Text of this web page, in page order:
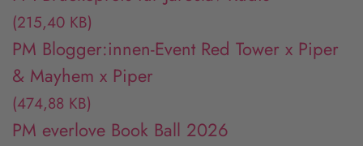
(215,40 KB)
PM Blogger:innen-Event Red Tower x Piper
& Mayhem x Piper
(474,88 KB)
PM everlove Book Ball 2026